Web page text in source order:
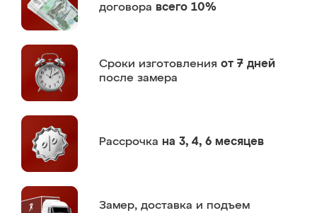
договора всего 10%
Сроки изготовления от 7 дней
после замера
Рассрочка на 3, 4, 6 месяцев
Замер, доставка и подъем